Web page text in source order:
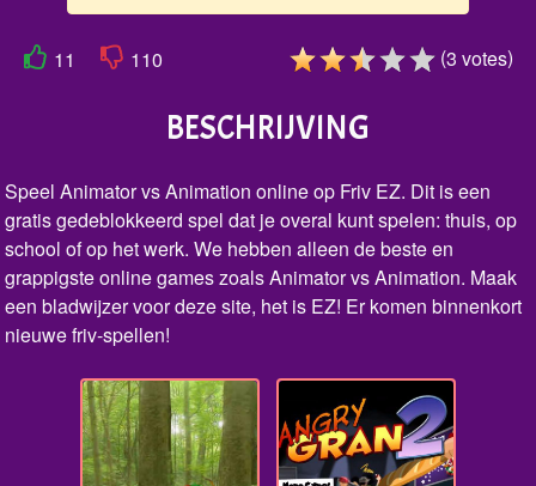
11 110 (3 votes)
BESCHRIJVING
Speel Animator vs Animation online op Friv EZ. Dit is een
gratis gedeblokkeerd spel dat je overal kunt spelen: thuis, op
school of op het werk. We hebben alleen de beste en
grappigste online games zoals Animator vs Animation. Maak
een bladwijzer voor deze site, het is EZ! Er komen binnenkort
nieuwe friv-spellen!